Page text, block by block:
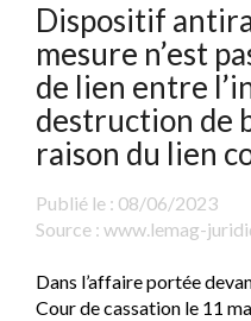
Dispositif
mesure n’est
de lien entre
destruction de
raison du lien
Publié le : 08/06/2023
Source : www.lemag-
Dans l’affaire portée
Cour de cassation le 11